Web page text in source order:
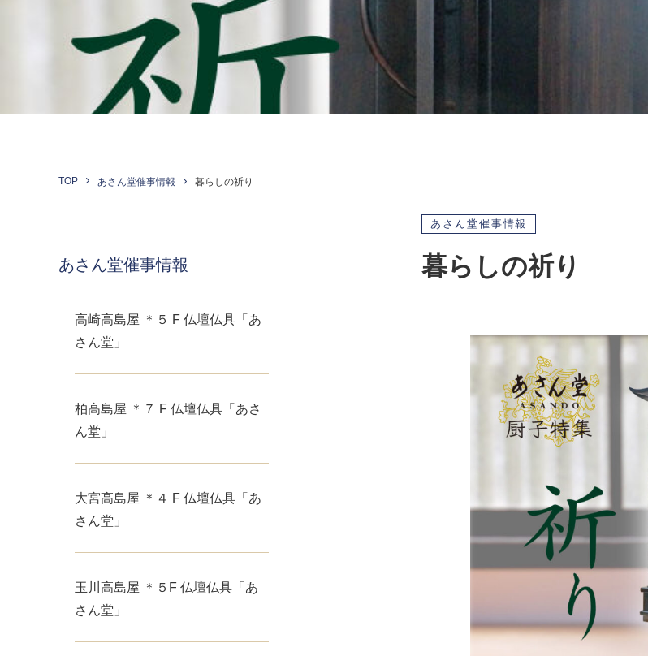
TOP あさん堂催事情報 暮らしの祈り
あさん堂催事情報
暮らしの祈り
あさん堂催事情報
高崎高島屋 ＊５ F 仏壇仏具「あ
さん堂」
柏高島屋 ＊７ F 仏壇仏具「あさ
ん堂」
大宮高島屋 ＊４ F 仏壇仏具「あ
さん堂」
玉川高島屋 ＊５F 仏壇仏具「あ
さん堂」